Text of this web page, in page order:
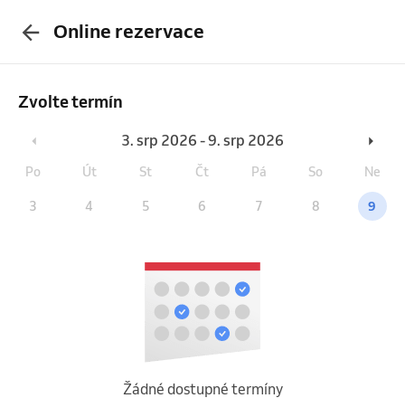
Online rezervace
Zvolte termín
3. srp 2026 - 9. srp 2026
Po Út St Čt Pá So Ne
3 4 5 6 7 8 9
Žádné dostupné termíny